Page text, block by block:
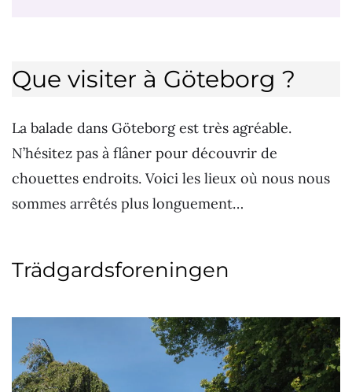
Que visiter à Göteborg ?
La balade dans Göteborg est très agréable.
N’hésitez pas à flâner pour découvrir de
chouettes endroits. Voici les lieux où nous nous
sommes arrêtés plus longuement…
Trädgardsforeningen